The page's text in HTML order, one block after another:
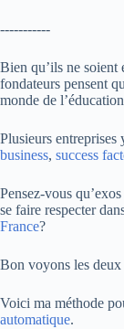
-----------
Bien qu’ils ne soient
fondateurs pensent
monde de
Plusieurs entreprises
business, success
Pensez-vous
se faire respecter
France?
Bon voyons les deux
Voici ma méthode
automatique.